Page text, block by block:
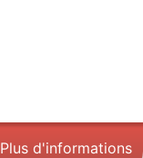
Plus d'informations